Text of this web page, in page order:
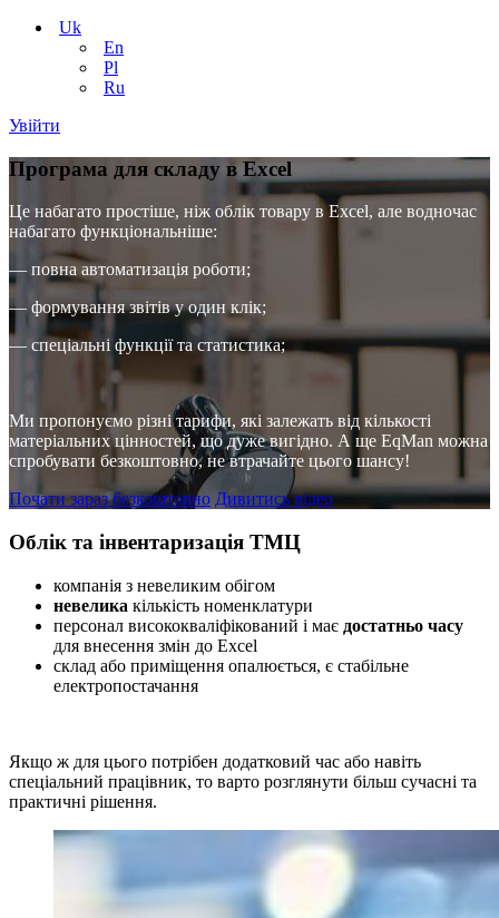
Uk
En
Pl
Ru
Увійти
Програма для складу в Excel
Це набагато простіше, ніж облік товару в Excel, але водночас
набагато функціональніше:
— повна автоматизація роботи;
— формування звітів у один клік;
— спеціальні функції та статистика;
Ми пропонуємо різні тарифи, які залежать від кількості
матеріальних цінностей, що дуже вигідно. А ще EqMan можна
спробувати безкоштовно, не втрачайте цього шансу!
Почати зараз безкоштовно Дивитись відео
Облік та інвентаризація ТМЦ
компанія з невеликим обігом
невелика кількість номенклатури
персонал висококваліфікований і має достатньо часу
для внесення змін до Excel
склад або приміщення опалюється, є стабільне
електропостачання
Якщо ж для цього потрібен додатковий час або навіть
спеціальний працівник, то варто розглянути більш сучасні та
практичні рішення.